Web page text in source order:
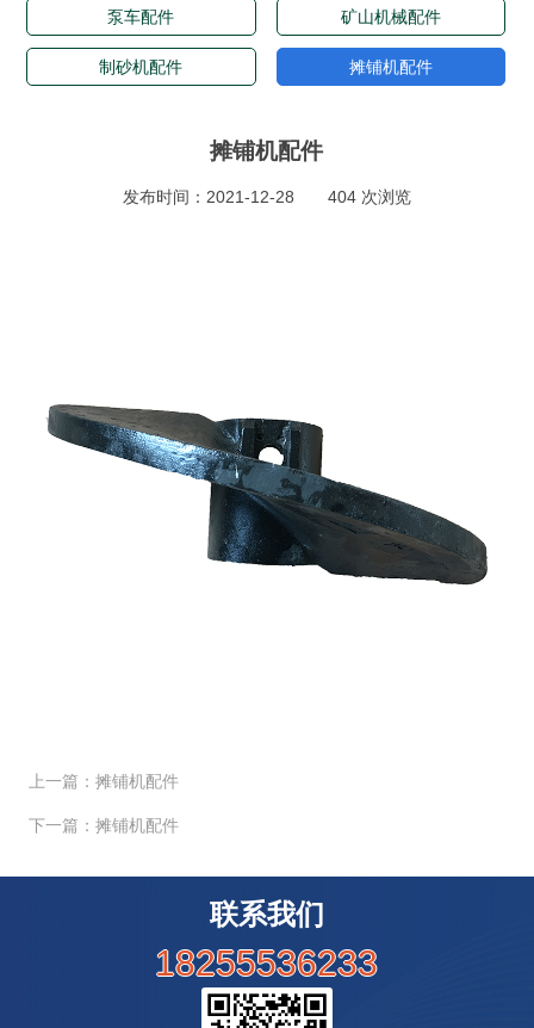
泵车配件 矿山机械配件
制砂机配件 摊铺机配件
摊铺机配件
发布时间：2021-12-28 404 次浏览
上一篇：摊铺机配件
下一篇：摊铺机配件
联系我们
18255536233